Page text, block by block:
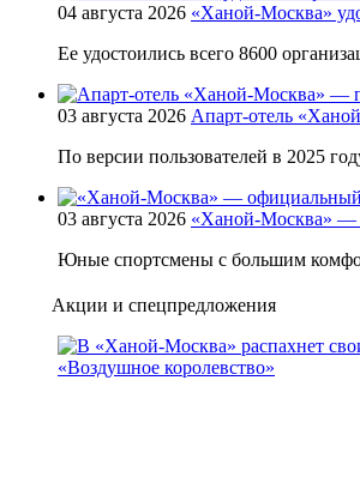
04 августа 2026 «Ханой-Москва»
Ее удостоились всего 8600
03 августа 2026 Апарт-отель
По версии пользователей в 2025
03 августа 2026 «Ханой-Москва» —
Юные спортсмены с большим
Акции и спецпредложения